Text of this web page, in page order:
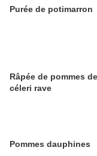
Purée de potimarron
Râpée de pommes
céleri rave
Pommes dauphines